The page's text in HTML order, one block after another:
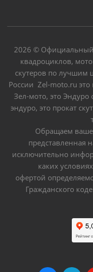
2026 © Официальный
квадроциклов,
скутеров по лучшим
России Zel-moto.ru это
Зел-мото, это
эндуро, это прокат
Обращаем ваше
представленная
исключительно
каких
офертой
Гражданского